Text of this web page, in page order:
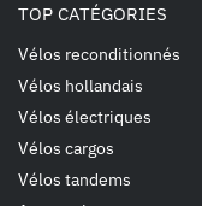
TOP CATÉGORIES
Vélos reconditionnés
Vélos hollandais
Vélos électriques
Vélos cargos
Vélos tandems